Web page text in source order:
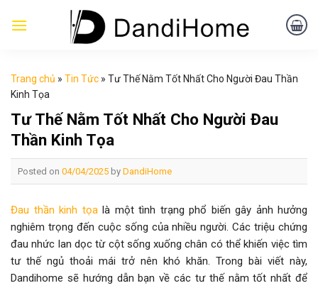
Trang chủ » Tin Tức » Tư Thế Nằm Tốt Nhất Cho Người Đau Thần
Kinh Tọa
Tư Thế Nằm Tốt Nhất Cho Người Đau
Thần Kinh Tọa
Posted on 04/04/2025 by DandiHome
Đau thần kinh tọalà một tình trạng phổ biến gây ảnh hưởng
nghiêm trọng đến cuộc sống của nhiều người. Các triệu chứng
đau nhức lan dọc từ cột sống xuống chân có thể khiến việc tìm
tư thế ngủ thoải mái trở nên khó khăn. Trong bài viết này,
Dandihome sẽ hướng dẫn bạn về các tư thế nằm tốt nhất để